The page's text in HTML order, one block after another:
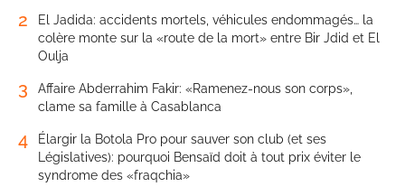
2
El Jadida: accidents mortels, véhicules endommagés… la
colère monte sur la «route de la mort» entre Bir Jdid et El
Oulja
3
Affaire Abderrahim Fakir: «Ramenez-nous son corps»,
clame sa famille à Casablanca
4
Élargir la Botola Pro pour sauver son club (et ses
Législatives): pourquoi Bensaïd doit à tout prix éviter le
syndrome des «fraqchia»